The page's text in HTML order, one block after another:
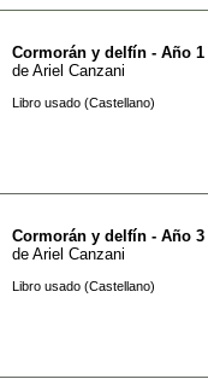
Cormorán y delfín - Año 1
de Ariel Canzani
Libro usado (Castellano)
Cormorán y delfín - Año 3
de Ariel Canzani
Libro usado (Castellano)